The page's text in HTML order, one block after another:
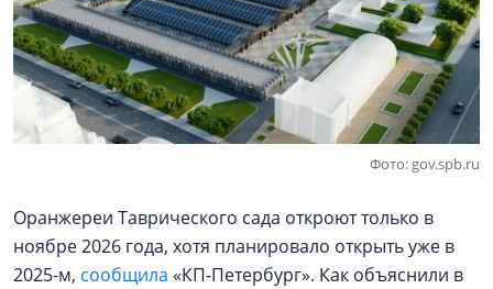
Фото: gov.spb.ru
Оранжереи Таврического сада откроют только в
ноябре 2026 года, хотя планировало открыть уже в
2025-м, сообщила «КП-Петербург». Как объяснили в